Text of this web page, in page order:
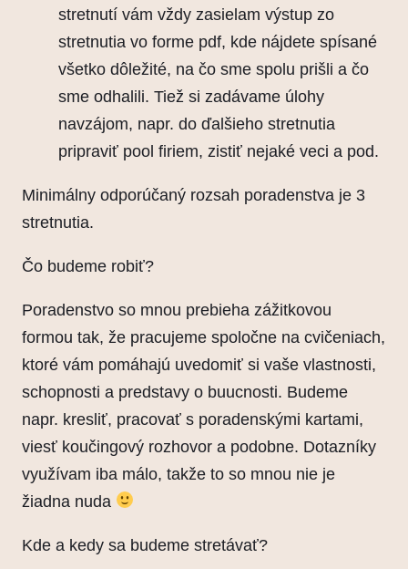
stretnutí vám vždy zasielam výstup zo
stretnutia vo forme pdf, kde nájdete spísané
všetko dôležité, na čo sme spolu prišli a čo
sme odhalili. Tiež si zadávame úlohy
navzájom, napr. do ďalšieho stretnutia
pripraviť pool firiem, zistiť nejaké veci a pod.
Minimálny odporúčaný rozsah poradenstva je 3
stretnutia.
Čo budeme robiť?
Poradenstvo so mnou prebieha zážitkovou
formou tak, že pracujeme spoločne na cvičeniach,
ktoré vám pomáhajú uvedomiť si vaše vlastnosti,
schopnosti a predstavy o buucnosti. Budeme
napr. kresliť, pracovať s poradenskými kartami,
viesť koučingový rozhovor a podobne. Dotazníky
využívam iba málo, takže to so mnou nie je
žiadna nuda
Kde a kedy sa budeme stretávať?